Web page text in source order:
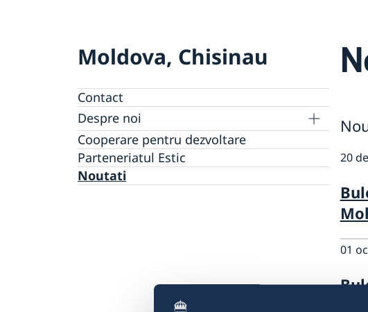
Moldova, Chisinau
Contact
Despre noi
GDPR Data Protection Policy
Cooperare pentru dezvoltare
Parteneriatul Estic
Noutati
20
01